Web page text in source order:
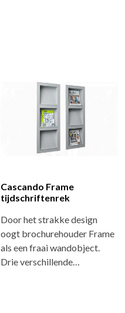
Cascando Frame
tijdschriftenrek
Door het strakke design
oogt brochurehouder Frame
als een fraai wandobject.
Drie verschillende…